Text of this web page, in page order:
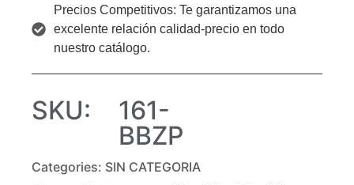
Precios Competitivos: Te garantizamos una
excelente relación calidad-precio en todo
nuestro catálogo.
SKU:
161-
BBZP
Categories: SIN CATEGORIA